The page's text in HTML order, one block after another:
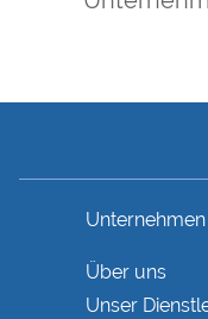
Unternehmen
Über uns
Unser